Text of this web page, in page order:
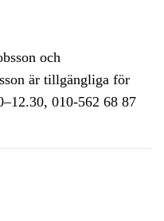
och
är tillgängliga för
010-562 68 87